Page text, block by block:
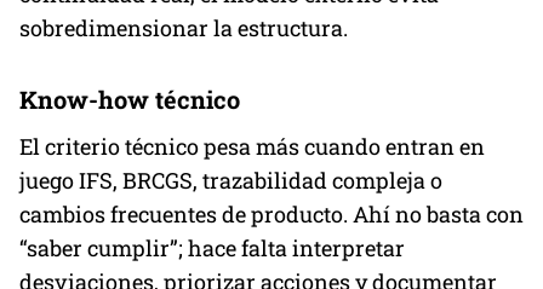
sobredimensionar la estructura.
Know-how técnico
El criterio técnico pesa más cuando entran en
juego IFS, BRCGS, trazabilidad compleja o
cambios frecuentes de producto. Ahí no basta con
“saber cumplir”; hace falta interpretar
desviaciones, priorizar acciones y documentar